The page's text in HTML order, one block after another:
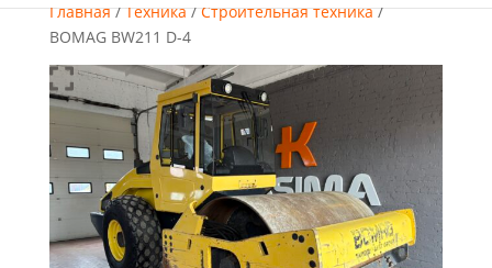
Главная/Техника/Строительная техника/
BOMAG BW211 D-4